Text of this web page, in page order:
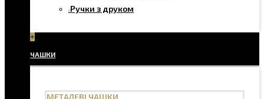
Ручки з друком
+
ЧАШКИ
МЕТАЛЕВІ ЧАШКИ